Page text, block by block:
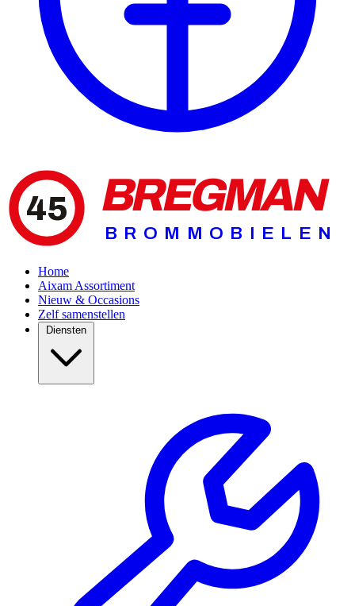
45 BREGMAN
BROMMOBIELEN
Home
Aixam Assortiment
Nieuw & Occasions
Zelf samenstellen
Diensten